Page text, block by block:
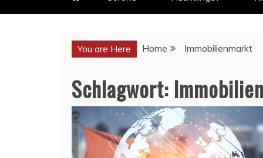
You are Here Home Immobilienmarkt
Schlagwort: